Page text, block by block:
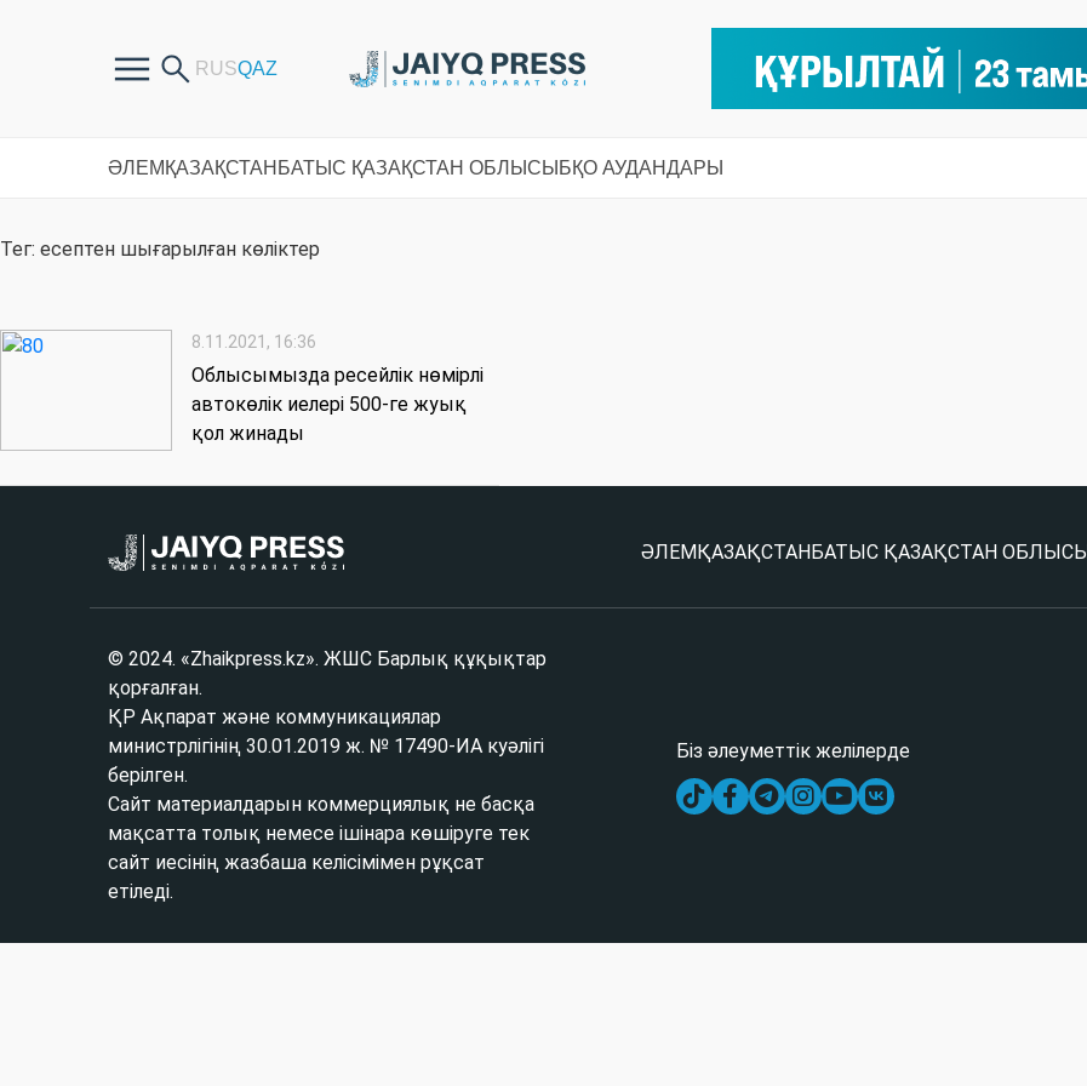
ӘЛЕМ ҚАЗАҚСТАН БАТЫС ҚАЗАҚСТАН ОБЛЫСЫ БҚО АУДАНДАРЫ
Тег: есептен шығарылған көліктер
8.11.2021, 16:36
Облысымызда ресейлік нөмірлі
автокөлік иелері 500-ге жуық
қол жинады
ӘЛЕМ ҚАЗАҚСТАН БАТЫС ҚАЗАҚСТАН ОБЛЫСЫ
© 2024. «Zhaikpress.kz». ЖШС Барлық құқықтар
қорғалған.
ҚР Ақпарат және коммуникациялар
министрлігінің 30.01.2019 ж. № 17490-ИА куәлігі
берілген.
Сайт материалдарын коммерциялық не басқа
мақсатта толық немесе ішінара көшіруге тек
сайт иесінің жазбаша келісімімен рұқсат
етіледі.
Біз әлеуметтік желілерде